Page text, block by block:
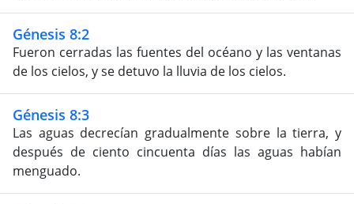
Génesis 8:2
Fueron cerradas las fuentes del océano y las ventanas
de los cielos, y se detuvo la lluvia de los cielos.
Génesis 8:3
Las aguas decrecían gradualmente sobre la tierra, y
después de ciento cincuenta días las aguas habían
menguado.